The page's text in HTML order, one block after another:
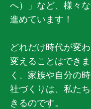
へ）」など、様々
進めています！
どれだけ時代が変
変えることはでき
く、家族や自分の
社づくりは、私た
きるのです。